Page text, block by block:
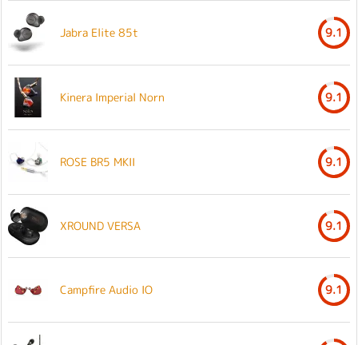
Jabra Elite 85t 9.1
Kinera Imperial Norn 9.1
ROSE BR5 MKII 9.1
XROUND VERSA 9.1
Campfire Audio IO 9.1